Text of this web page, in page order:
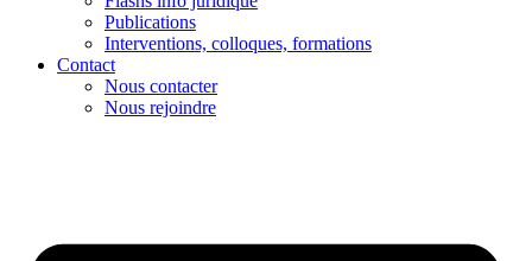
Publications
Interventions, colloques, formations
Contact
Nous contacter
Nous rejoindre